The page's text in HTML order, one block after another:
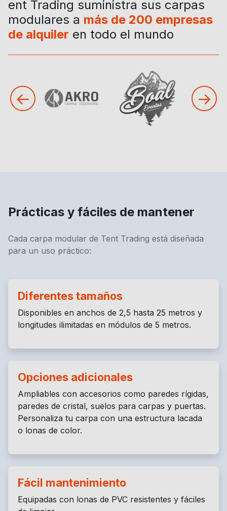
ent Trading suministra sus carpas
modulares a más de 200 empresas
de alquiler en todo el mundo
← →
Prácticas y fáciles de mantener
Cada carpa modular de Tent Trading está diseñada
para un uso práctico:
Diferentes tamaños
Disponibles en anchos de 2,5 hasta 25 metros y
longitudes ilimitadas en módulos de 5 metros.
Opciones adicionales
Ampliables con accesorios como paredes rígidas,
paredes de cristal, suelos para carpas y puertas.
Personaliza tu carpa con una estructura lacada
o lonas de color.
Fácil mantenimiento
Equipadas con lonas de PVC resistentes y fáciles